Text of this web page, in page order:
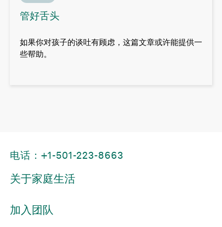
管好舌头
如果你对孩子的谈吐有顾虑，这篇文章或许能提供一
些帮助。
电话：+1-501-223-8663
关于家庭生活
加入团队